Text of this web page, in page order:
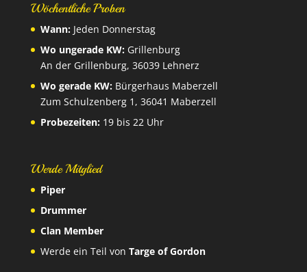
Wöchentliche Proben
Wann:Jeden Donnerstag
Wo ungerade KW:Grillenburg
An der Grillenburg, 36039 Lehnerz
Wo gerade KW:Bürgerhaus Maberzell
Zum Schulzenberg 1, 36041 Maberzell
Probezeiten:19 bis 22 Uhr
Werde Mitglied
Piper
Drummer
Clan Member
Werde ein Teil von Targe of Gordon